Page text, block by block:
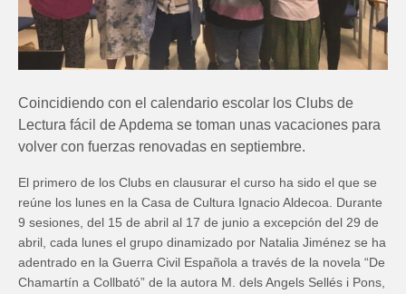
Coincidiendo con el calendario escolar los Clubs de
Lectura fácil de Apdema se toman unas vacaciones para
volver con fuerzas renovadas en septiembre.
El primero de los Clubs en clausurar el curso ha sido el que se
reúne los lunes en la Casa de Cultura Ignacio Aldecoa. Durante
9 sesiones, del 15 de abril al 17 de junio a excepción del 29 de
abril, cada lunes el grupo dinamizado por Natalia Jiménez se ha
adentrado en la Guerra Civil Española a través de la novela “De
Chamartín a Collbató” de la autora M. dels Angels Sellés i Pons,